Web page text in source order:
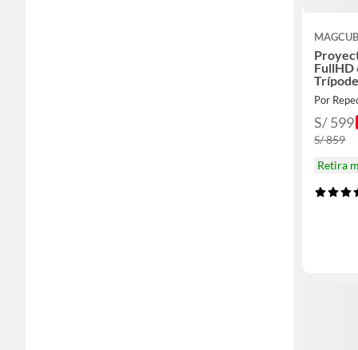
FullHD
Por
S/ 599
S/ 859
Retira